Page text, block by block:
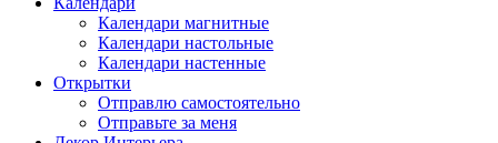
Календари магнитные
Календари настольные
Календари настенные
Открытки
Отправлю самостоятельно
Отправьте за меня